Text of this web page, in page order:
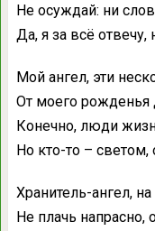
Не осуждай: ни
Да, я за всё отвечу,
Мой ангел, эти
От моего рожденья
Конечно, люди
Но кто-то –
Хранитель-ангел,
Не плачь напрасно,